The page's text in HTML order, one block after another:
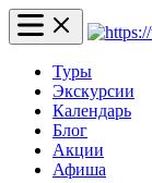
Туры
Экскурсии
Календарь
Блог
Акции
Афиша